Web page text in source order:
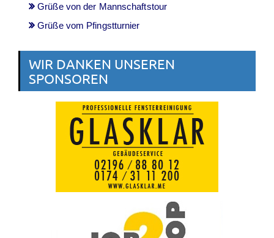
Grüße von der Mannschaftstour
Grüße vom Pfingstturnier
WIR DANKEN UNSEREN
SPONSOREN